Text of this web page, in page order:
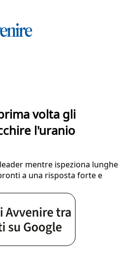
volta gli
l'uranio
mentre ispeziona lunghe
a una risposta forte e